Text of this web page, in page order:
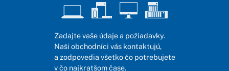
Zadajte vaše údaje a požiadavky.
Naši obchodníci vás kontaktujú,
a zodpovedia všetko čo potrebujete
v čo najkratšom čase.